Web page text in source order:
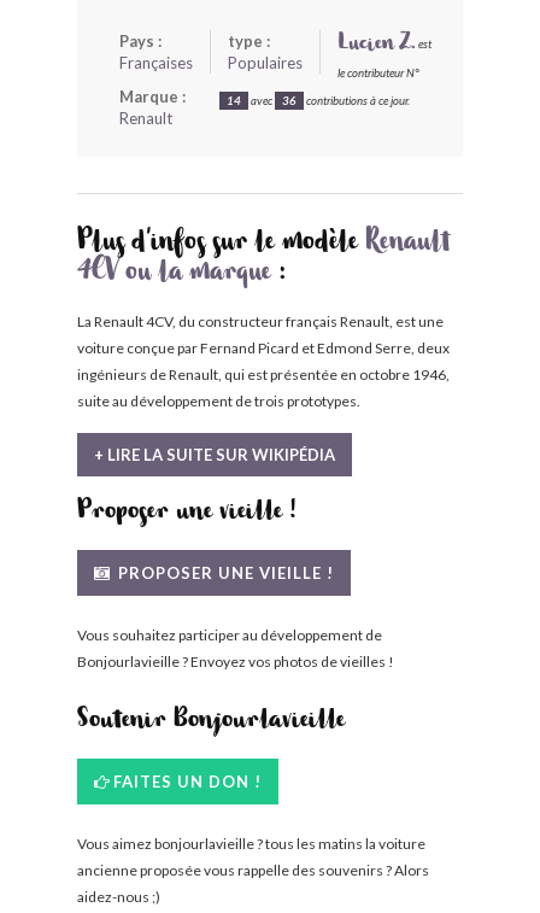
Pays :
Françaises
type :
Populaires
Marque :
Renault
Lucien Z. est
le contributeur N°
14 avec 36 contributions à ce jour.
Plus d'infos sur le modèle Renault
4CV ou la marque:
La Renault 4CV, du constructeur français Renault, est une
voiture conçue par Fernand Picard et Edmond Serre, deux
ingénieurs de Renault, qui est présentée en octobre 1946,
suite au développement de trois prototypes.
+ LIRE LA SUITE SUR WIKIPÉDIA
Proposer une vieille !
PROPOSER UNE VIEILLE !
Vous souhaitez participer au développement de
Bonjourlavieille ? Envoyez vos photos de vieilles !
Soutenir Bonjourlavieille
FAITES UN DON !
Vous aimez bonjourlavieille ? tous les matins la voiture
ancienne proposée vous rappelle des souvenirs ? Alors
aidez-nous ;)